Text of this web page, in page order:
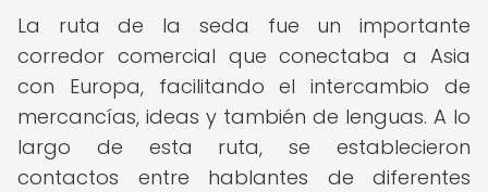
La ruta de la seda fue un importante
corredor comercial que conectaba a Asia
con Europa, facilitando el intercambio de
mercancías, ideas y también de lenguas. A lo
largo de esta ruta, se establecieron
contactos entre hablantes de diferentes